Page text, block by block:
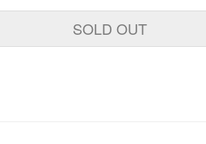
SOLD OUT